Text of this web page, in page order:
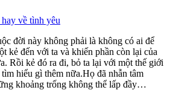
về tình yêu
đời này không phải là không có ai để
kẻ đến với ta và khiến phần còn lại của
Rồi kẻ đó ra đi, bỏ ta lại với một thế giới
hiểu gì thêm nữa.Họ đã nhẫn tâm
khoảng trống không thể lấp đầy…